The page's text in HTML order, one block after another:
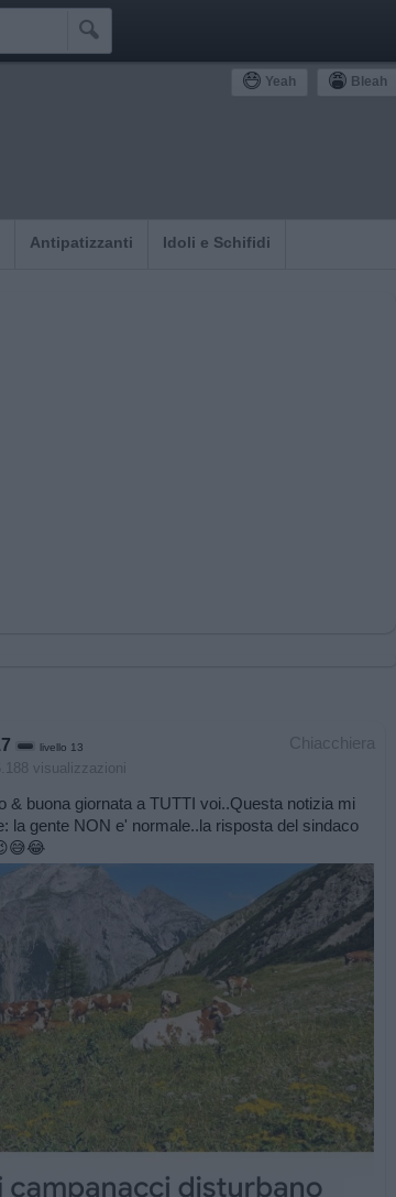

Yeah Bleah
Antipatizzanti Idoli e Schifidi
Chiacchiera
livello 13
visualizzazioni
& buona giornata a TUTTI voi..Questa notizia mi
la gente NON e' normale..la risposta del sindaco